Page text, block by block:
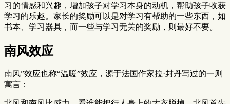
习的情感和兴趣，增加孩子对学习本身的动机，帮助孩子收获
学习的乐趣。家长的奖励可以是对学习有帮助的一些东西，如
书本、学习器具，而一些与学习无关的奖励，则最好不要。
南风效应
南风”效应也称“温暖”效应，源于法国作家拉·封丹写过的一则
寓言：